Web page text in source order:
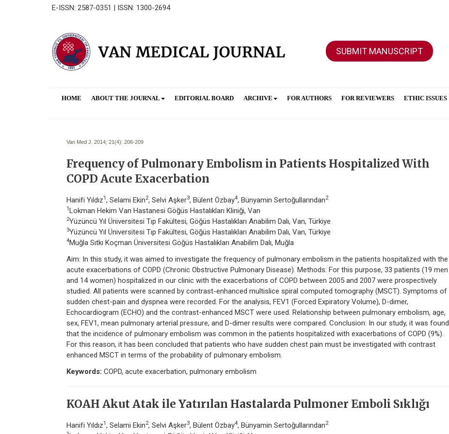
E-ISSN: 2587-0351 | ISSN: 1300-2694
SUBMIT MANUSCRIPT
HOME ABOUT THE JOURNAL EDITORIAL BOARD ARCHIVE FOR AUTHORS FOR REVIEWERS ETHIC ISSUES
Van Med J. 2014; 21(4): 206-209
Frequency of Pulmonary Embolism in Patients Hospitalized With
COPD Acute Exacerbation
Hanifi Yıldız1 , Selami Ekin2, Selvi Aşker3, Bülent Özbay4, Bünyamin Sertoğullarından2
1 Lokman Hekim Van Hastanesi Göğüs Hastalıkları Kliniği, Van
2Yüzüncü Yıl Üniversitesi Tıp Fakültesi, Göğüs Hastalıkları Anabilim Dalı, Van, Türkiye
3Yüzüncü Yıl Üniversitesi Tıp Fakültesi, Göğüs Hastalıkları Anabilim Dalı, Van, Türkiye
4Muğla Sıtkı Koçman Üniversitesi Göğüs Hastalıkları Anabilim Dalı, Muğla
Aim: In this study, it was aimed to investigate the frequency of pulmonary embolism in the patients hospitalized with the
acute exacerbations of COPD (Chronic Obstructive Pulmonary Disease). Methods: For this purpose, 33 patients (19 men
and 14 women) hospitalized in our clinic with the exacerbations of COPD between 2005 and 2007 were prospectively
studied. All patients were scanned by contrast-enhanced multislice spiral computed tomography (MSCT). Symptoms of
sudden chest-pain and dyspnea were recorded. For the analysis, FEV1 (Forced Expiratory Volume), D-dimer,
Echocardiogram (ECHO) and the contrast-enhanced MSCT were used. Relationship between pulmonary embolism, age,
sex, FEV1, mean pulmonary arterial pressure, and D-dimer results were compared. Conclusion: In our study, it was found
that the incidence of pulmonary embolism was common in the patients hospitalized with exacerbations of COPD (9%).
For this reason, it has been concluded that patients who have sudden chest pain must be investigated with contrast
enhanced MSCT in terms of the probability of pulmonary embolism.
Keywords: COPD, acute exacerbation, pulmonary embolism
KOAH Akut Atak ile Yatırılan Hastalarda Pulmoner Emboli Sıklığı
Hanifi Yıldız1 , Selami Ekin2, Selvi Aşker3, Bülent Özbay4, Bünyamin Sertoğullarından2